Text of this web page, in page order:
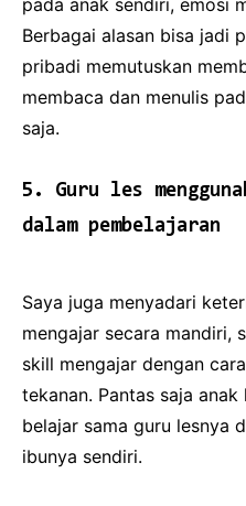
Berbagai alasan bisa jadi
pribadi memutuskan
membaca dan menulis
saja.
5. Guru les
dalam pembelajaran
Saya juga menyadari
mengajar secara mandiri,
skill mengajar dengan
tekanan. Pantas saja
belajar sama guru lesnya
ibunya sendiri.